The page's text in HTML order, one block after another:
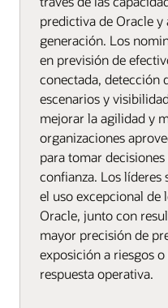
predictiva de Oracle
generación. Los
en previsión de
conectada, detección
escenarios y
mejorar la agilidad y
organizaciones
para tomar
confianza. Los líderes
el uso excepcional de
Oracle, junto con
mayor precisión de
exposición a riesgos
respuesta operativa.